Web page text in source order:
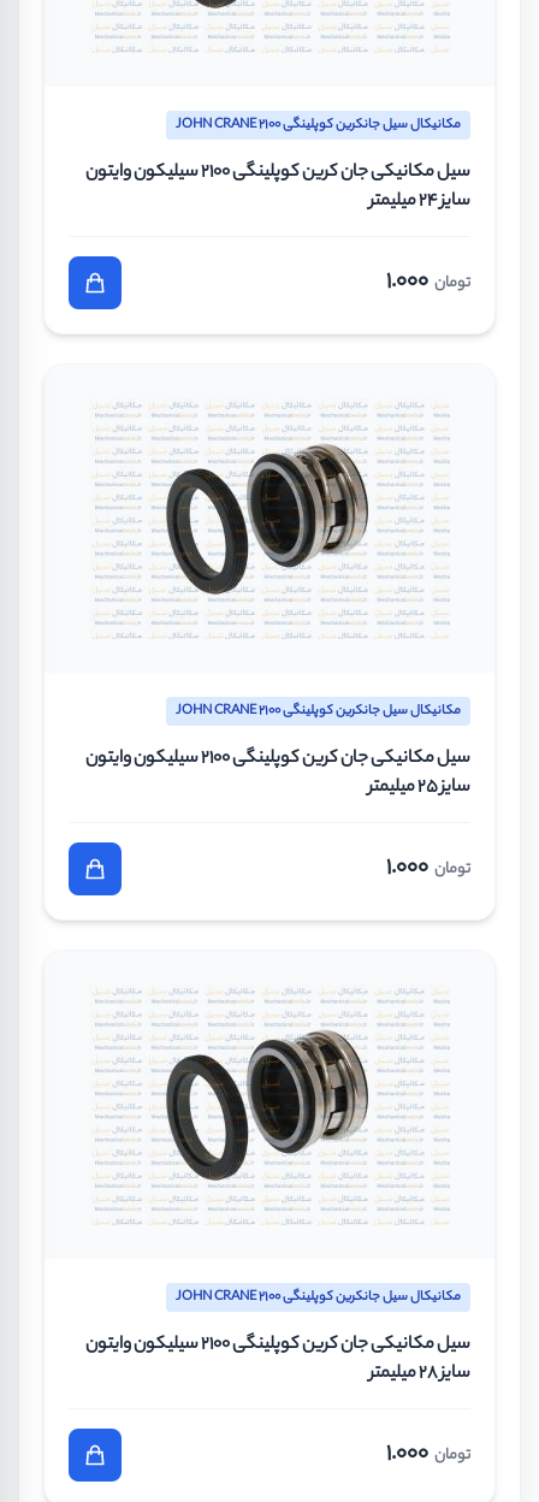
مکانیکال سیل جانکرین کوپلینگی JOHN CRANE 2100
سیل مکانیکی جان کرین کوپلینگی 2100 سیلیکون وایتون
سایز 24 میلیمتر
تومان 1.000
مکانیکال سیل جانکرین کوپلینگی JOHN CRANE 2100
سیل مکانیکی جان کرین کوپلینگی 2100 سیلیکون وایتون
سایز 25 میلیمتر
تومان 1.000
مکانیکال سیل جانکرین کوپلینگی JOHN CRANE 2100
سیل مکانیکی جان کرین کوپلینگی 2100 سیلیکون وایتون
سایز 28 میلیمتر
تومان 1.000